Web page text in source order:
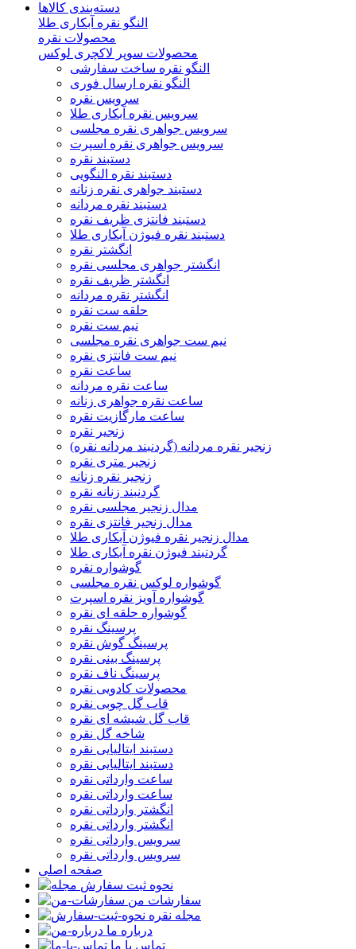
دسته‌بندی‌ کالاها
النگو نقره آبکاری طلا
محصولات نقره
محصولات سوپر لاکچری لوکس
النگو نقره ساخت سفارشی
النگو نقره ارسال فوری
سرویس نقره
سرویس نقره آبکاری طلا
سرویس جواهری نقره مجلسی
سرویس جواهری نقره اسپرت
دستبند نقره
دستبند نقره النگویی
دستبند جواهری نقره زنانه
دستبند نقره مردانه
دستبند فانتزی ظریف نقره
دستبند نقره فیوژن آبکاری طلا
انگشتر نقره
انگشتر جواهری مجلسی نقره
انگشتر ظریف نقره
انگشتر نقره مردانه
حلقه ست نقره
نیم ست نقره
نیم ست جواهری نقره مجلسی
نیم ست فانتزی نقره
ساعت نقره
ساعت نقره مردانه
ساعت نقره جواهری زنانه
ساعت مارگازیت نقره
زنجیر نقره
زنجیر نقره مردانه (گردنبند مردانه نقره)
زنجیر متری نقره
زنجیر نقره زنانه
گردنبند زنانه نقره
مدال زنجیر مجلسی نقره
مدال زنجیر فانتزی نقره
مدال زنجیر نقره فیوژن آبکاری طلا
گردنبند فیوژن نقره آبکاری طلا
گوشواره نقره
گوشواره لوکس نقره مجلسی
گوشواره آویز نقره اسپرت
گوشواره حلقه ای نقره
پرسینگ نقره
پرسینگ گوش نقره
پرسینگ بینی نقره
پرسینگ ناف نقره
محصولات کادویی نقره
قاب گل چوبی نقره
قاب گل شیشه ای نقره
شاخه گل نقره
دستبند ایتالیایی نقره
دستبند ایتالیایی نقره
ساعت وارداتی نقره
ساعت وارداتی نقره
انگشتر وارداتی نقره
انگشتر وارداتی نقره
سرویس وارداتی نقره
سرویس وارداتی نقره
صفحه اصلی
نحوه ثبت سفارش
سفارشات من
مجله نقره
درباره ما
تماس با ما